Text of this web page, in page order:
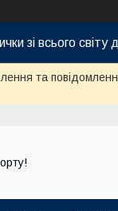
зі всього
та